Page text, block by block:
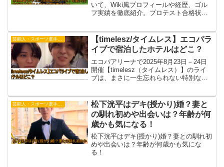
いて、Wiki風プロフィールや経歴、ゴル
フ実績を徹底紹介。プロテスト合格状況
芸能人・スポーツ選手・有名人
【timelesz/タイムレス】エコパラ
イブで宿泊したホテルはどこ？
エコパアリーナで2025年8月23日－24日
開催【timelesz（タイムレス）】のライ
ブは、まさに一生忘れられない特別な時
ごすのかも大切なポイントですよね。
「出演者や...
松下洸平はデキ(授かり)婚？妻と
の馴れ初めや出会いは？年齢が何
歳かも気になる！
松下洸平はデキ(授かり)婚？妻との馴れ初
めや出会いは？年齢が何歳かも気にな
る！